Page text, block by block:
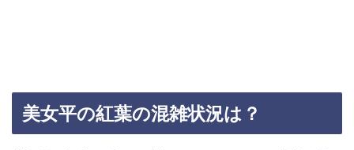
美女平の紅葉の混雑状況は？